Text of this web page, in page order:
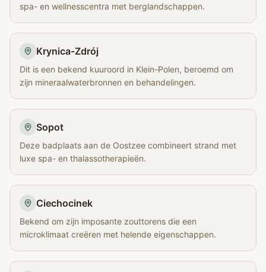
spa- en wellnesscentra met berglandschappen.
Krynica-Zdrój
Dit is een bekend kuuroord in Klein-Polen, beroemd om
zijn mineraalwaterbronnen en behandelingen.
Sopot
Deze badplaats aan de Oostzee combineert strand met
luxe spa- en thalassotherapieën.
Ciechocinek
Bekend om zijn imposante zouttorens die een
microklimaat creëren met helende eigenschappen.